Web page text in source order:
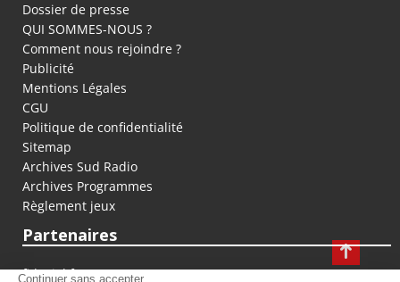
Dossier de presse
QUI SOMMES-NOUS ?
Comment nous rejoindre ?
Publicité
Mentions Légales
CGU
Politique de confidentialité
Sitemap
Archives Sud Radio
Archives Programmes
Règlement jeux
Partenaires
fiducial.fr